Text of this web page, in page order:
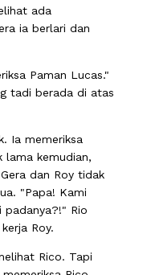
ada
ia berlari dan
Paman Lucas."
tadi berada di atas
Ia memeriksa
lama kemudian,
dan Roy tidak
"Papa! Kami
padanya?!" Rio
Roy.
Rico. Tapi